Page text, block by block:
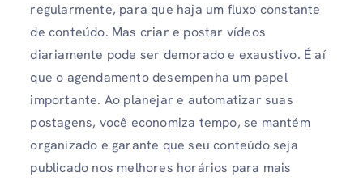
regularmente, para que haja um fluxo constante
de conteúdo. Mas criar e postar vídeos
diariamente pode ser demorado e exaustivo. É aí
que o agendamento desempenha um papel
importante. Ao planejar e automatizar suas
postagens, você economiza tempo, se mantém
organizado e garante que seu conteúdo seja
publicado nos melhores horários para mais